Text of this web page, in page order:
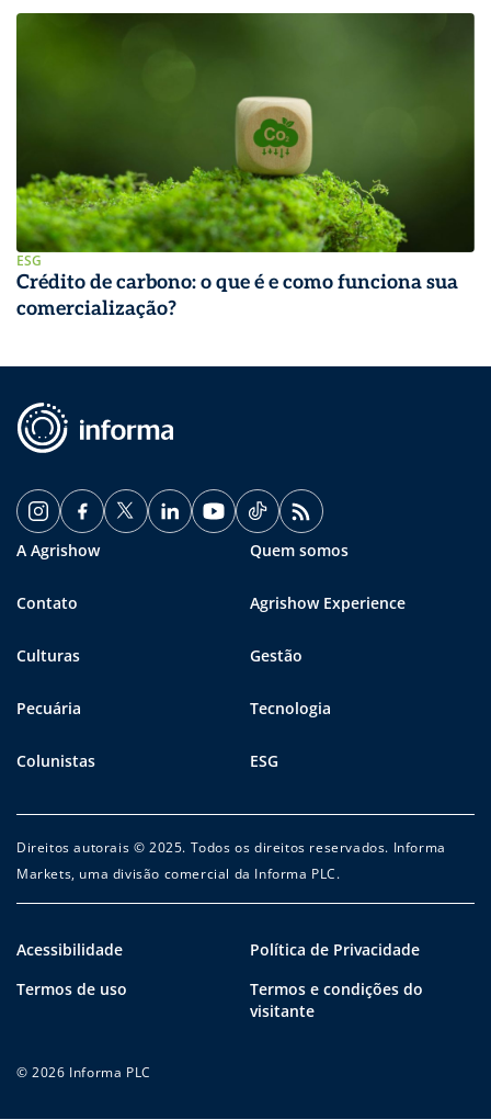
ESG
Crédito de carbono: o que é e como funciona sua
comercialização?
A Agrishow Quem somos
Contato Agrishow Experience
Culturas Gestão
Pecuária Tecnologia
Colunistas ESG
Direitos autorais © 2025. Todos os direitos reservados. Informa
Markets, uma divisão comercial da Informa PLC.
Acessibilidade
Política de Privacidade
Termos de uso
Termos e condições do
visitante
© 2026 Informa PLC